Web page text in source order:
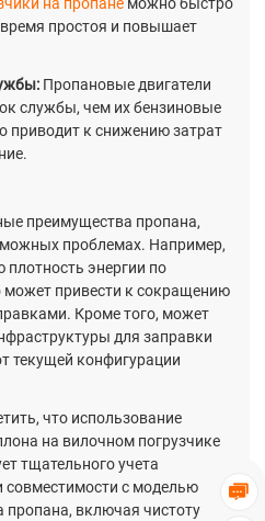

простоя и повышает
Пропановые двигатели
службы, чем их бензиновые
приводит к снижению затрат
преимущества пропана,
проблемах. Например,
плотность энергии по
может привести к сокращению
Кроме того, может
для заправки
текущей конфигурации
что использование
на вилочном погрузчике
тщательного учета
совместимости с моделью
пропана, включая чистоту